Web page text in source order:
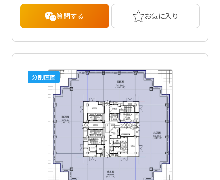
質問する お気に入り
分割区画